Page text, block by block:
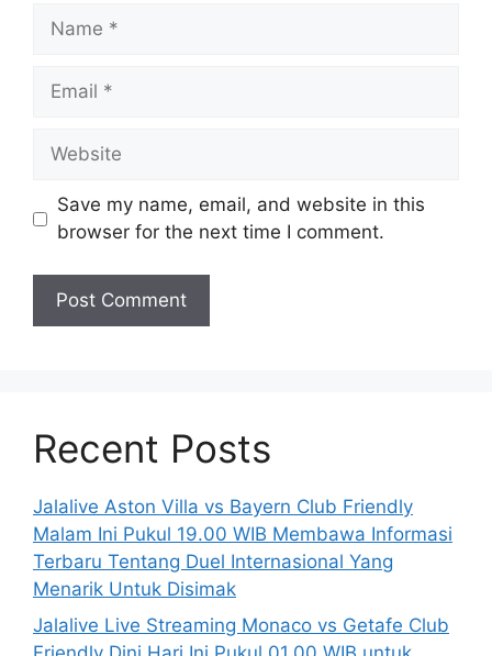
Name
Email
Website
Save my name, email, and website in this
browser for the next time I comment.
Recent Posts
Jalalive Aston Villa vs Bayern Club Friendly
Malam Ini Pukul 19.00 WIB Membawa Informasi
Terbaru Tentang Duel Internasional Yang
Menarik Untuk Disimak
Jalalive Live Streaming Monaco vs Getafe Club